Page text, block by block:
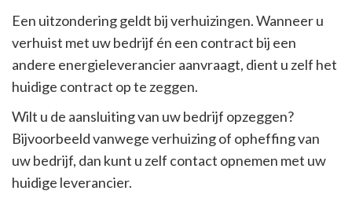
Een uitzondering geldt bij verhuizingen. Wanneer u
verhuist met uw bedrijf én een contract bij een
andere energieleverancier aanvraagt, dient u zelf het
huidige contract op te zeggen.
Wilt u de aansluiting van uw bedrijf opzeggen?
Bijvoorbeeld vanwege verhuizing of opheffing van
uw bedrijf, dan kunt u zelf contact opnemen met uw
huidige leverancier.